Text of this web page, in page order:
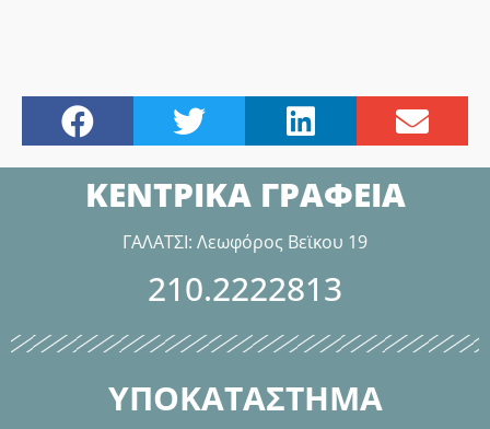
ΚΕΝΤΡΙΚΑ ΓΡΑΦΕΙΑ
ΓΑΛΑΤΣΙ: Λεωφόρος Βεϊκου 19
210.2222813
ΥΠΟΚΑΤΑΣΤΗΜΑ